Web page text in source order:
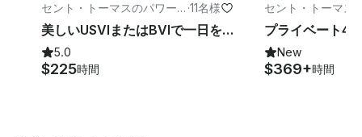
セント・トーマスのパワー
ボート
·11名様
美しいUSVIまたはBVIで一日をお楽しみください。
5.0
$225時間
セント・トーマス
ト
New
$369+時間